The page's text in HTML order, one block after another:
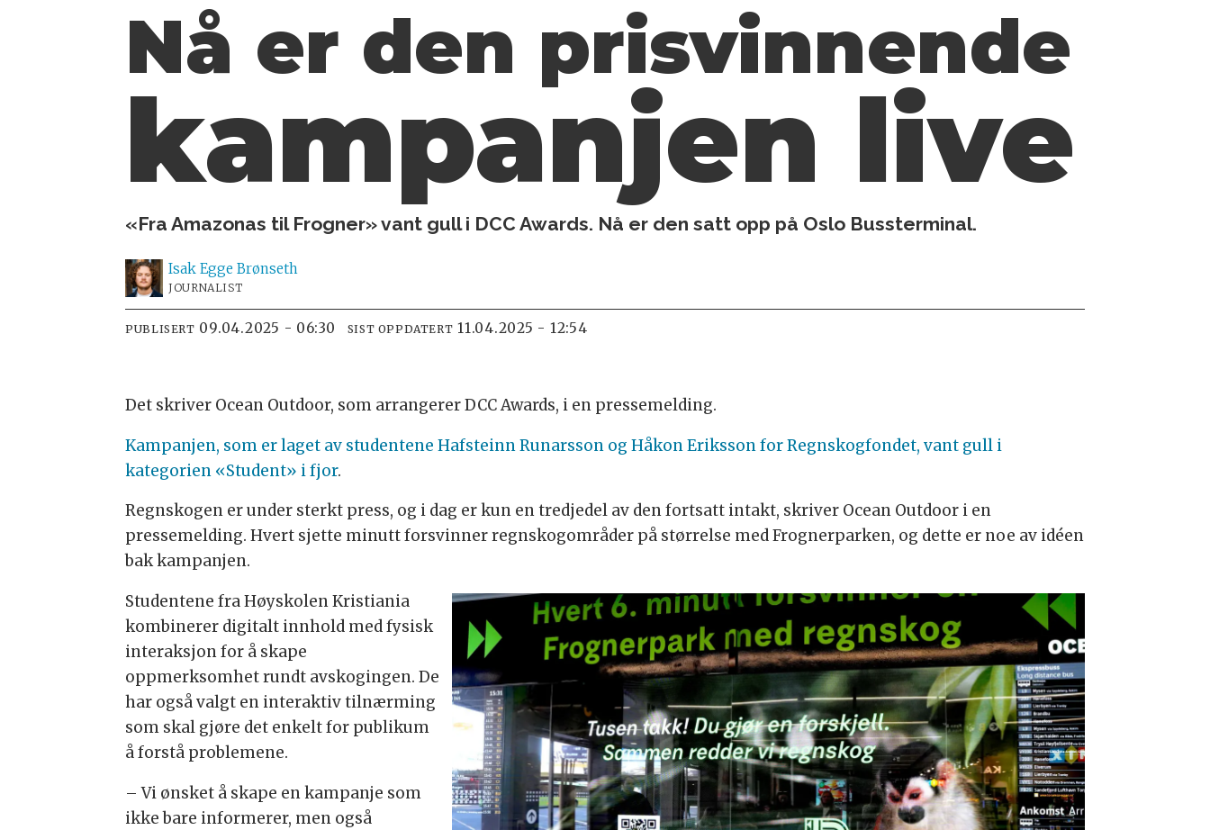
Nå er den prisvinnende
kampanjen live
«Fra Amazonas til Frogner» vant gull i DCC Awards. Nå er den satt opp på Oslo Bussterminal.
Isak Egge Brønseth
JOURNALIST
PUBLISERT 09.04.2025 - 06:30 SIST OPPDATERT 11.04.2025 - 12:54
Det skriver Ocean Outdoor, som arrangerer DCC Awards, i en pressemelding.
Kampanjen, som er laget av studentene Hafsteinn Runarsson og Håkon Eriksson for Regnskogfondet, vant gull i
kategorien «Student» i fjor.
Regnskogen er under sterkt press, og i dag er kun en tredjedel av den fortsatt intakt, skriver Ocean Outdoor i en
pressemelding. Hvert sjette minutt forsvinner regnskogområder på størrelse med Frognerparken, og dette er noe av idéen
bak kampanjen.
Studentene fra Høyskolen Kristiania
kombinerer digitalt innhold med fysisk
interaksjon for å skape
oppmerksomhet rundt avskogingen. De
har også valgt en interaktiv tilnærming
som skal gjøre det enkelt for publikum
å forstå problemene.
– Vi ønsket å skape en kampanje som
ikke bare informerer, men også